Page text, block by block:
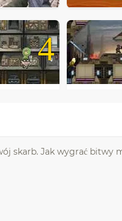
4
skarb. Jak wygrać bitwy